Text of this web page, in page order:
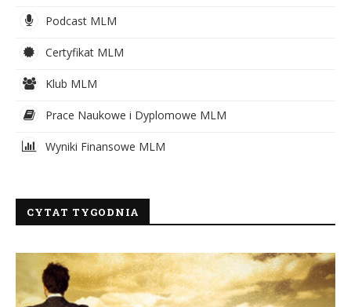
Podcast MLM
Certyfikat MLM
Klub MLM
Prace Naukowe i Dyplomowe MLM
Wyniki Finansowe MLM
CYTAT TYGODNIA